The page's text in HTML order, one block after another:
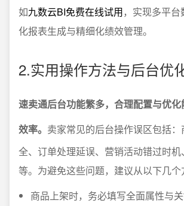
如九数云BI免费在线试用，实现多平
化报表生成与精细化绩效管理。
2.实用操作方法与后台优
速卖通后台功能繁多，合理配置与优
效率。 卖家常见的后台操作误区包括
全、订单处理延误、营销活动错过时
等。为避免这些问题，建议从以下几个
商品上架时，务必填写全面属性与